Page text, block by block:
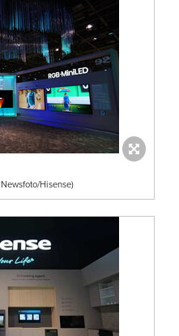
Hisense)